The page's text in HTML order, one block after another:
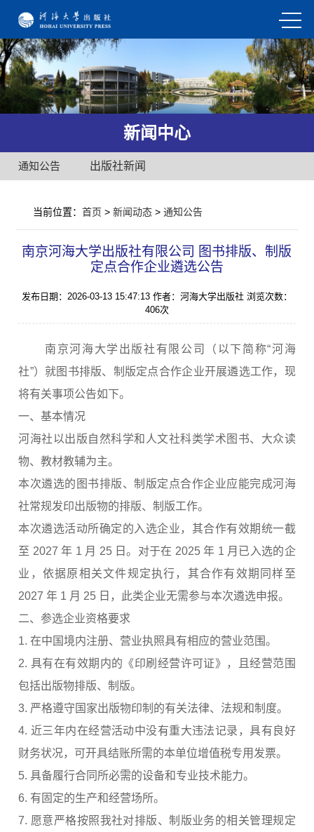
新闻中心
通知公告 出版社新闻
当前位置：首页 >新闻动态 >通知公告
南京河海大学出版社有限公司 图书排版、制版
定点合作企业遴选公告
发布日期：2026-03-13 15:47:13 作者：河海大学出版社 浏览次数：
406次
南京河海大学出版社有限公司（以下简称“河海
社”）就图书排版、制版定点合作企业开展遴选工作，现
将有关事项公告如下。
一、基本情况
河海社以出版自然科学和人文社科类学术图书、大众读
物、教材教辅为主。
本次遴选的图书排版、制版定点合作企业应能完成河海
社常规发印出版物的排版、制版工作。
本次遴选活动所确定的入选企业，其合作有效期统一截
至 2027 年 1 月 25 日。对于在 2025 年 1 月已入选的企
业，依据原相关文件规定执行，其合作有效期同样至
2027 年 1 月 25 日，此类企业无需参与本次遴选申报。
二、参选企业资格要求
1. 在中国境内注册、营业执照具有相应的营业范围。
2. 具有在有效期内的《印刷经营许可证》，且经营范围
包括出版物排版、制版。
3. 严格遵守国家出版物印制的有关法律、法规和制度。
4. 近三年内在经营活动中没有重大违法记录，具有良好
财务状况，可开具结账所需的本单位增值税专用发票。
5. 具备履行合同所必需的设备和专业技术能力。
6. 有固定的生产和经营场所。
7. 愿意严格按照我社对排版、制版业务的相关管理规定